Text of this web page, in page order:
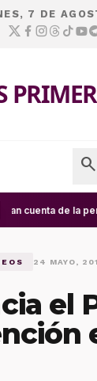
7 DE
search
cuenta de la
24 MAYO,
el